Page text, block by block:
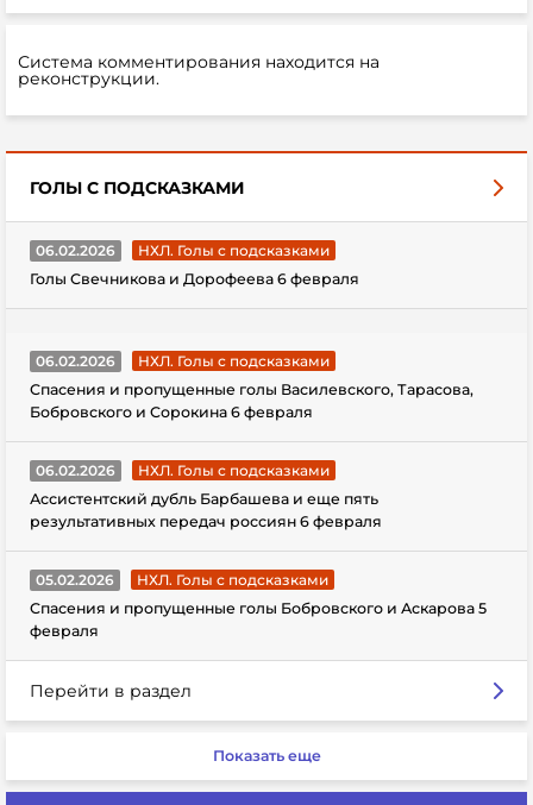
Система комментирования находится на
реконструкции.
ГОЛЫ С ПОДСКАЗКАМИ
06.02.2026
НХЛ. Голы с подсказками
Голы Свечникова и Дорофеева 6 февраля
06.02.2026
НХЛ. Голы с подсказками
Спасения и пропущенные голы Василевского, Тарасова,
Бобровского и Сорокина 6 февраля
06.02.2026
НХЛ. Голы с подсказками
Ассистентский дубль Барбашева и еще пять
результативных передач россиян 6 февраля
05.02.2026
НХЛ. Голы с подсказками
Спасения и пропущенные голы Бобровского и Аскарова 5
февраля
Перейти в раздел
Показать еще